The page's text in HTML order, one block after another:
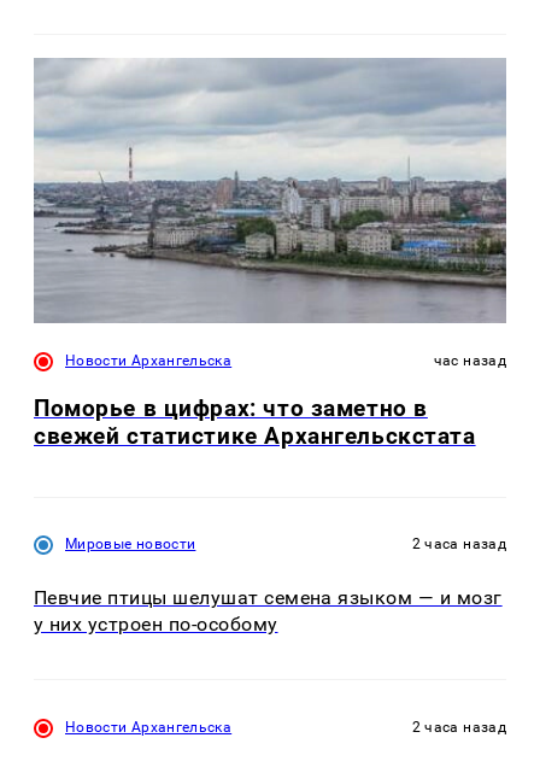
Новости Архангельска час назад
Поморье в цифрах: что заметно в
свежей статистике Архангельскстата
Мировые новости 2 часа назад
Певчие птицы шелушат семена языком — и мозг
у них устроен по-особому
Новости Архангельска 2 часа назад